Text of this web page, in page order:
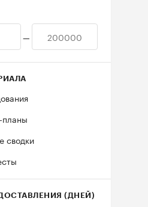
—
планы
сводки
(ДНЕЙ)